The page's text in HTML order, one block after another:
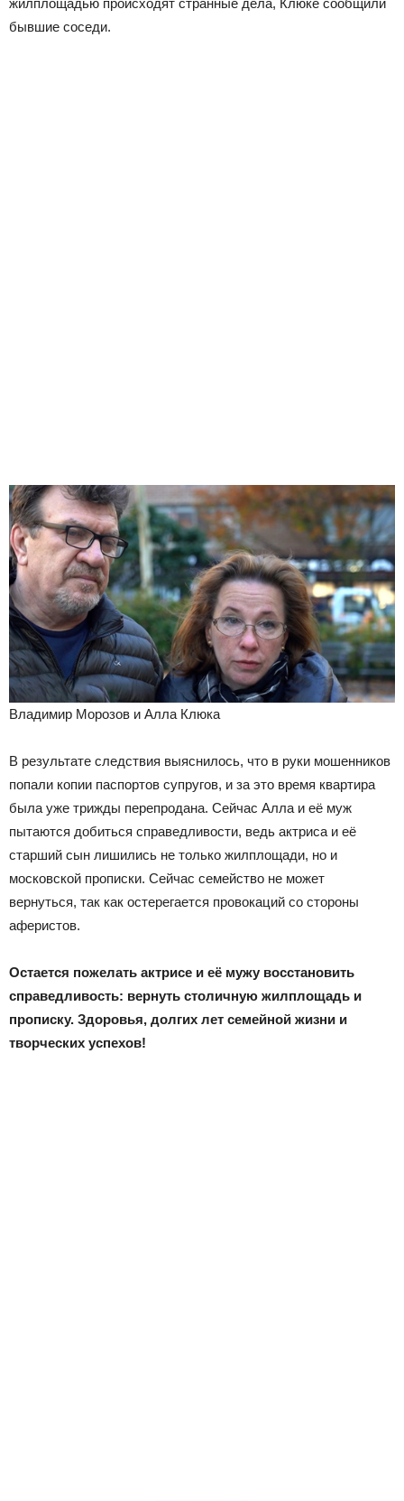
бывшие соседи.
Владимир Морозов и Алла Клюка
В результате следствия выяснилось, что в руки мошенников
попали копии паспортов супругов, и за это время квартира
была уже трижды перепродана. Сейчас Алла и её муж
пытаются добиться справедливости, ведь актриса и её
старший сын лишились не только жилплощади, но и
московской прописки. Сейчас семейство не может
вернуться, так как остерегается провокаций со стороны
аферистов.
Остается пожелать актрисе и её мужу восстановить
справедливость: вернуть столичную жилплощадь и
прописку. Здоровья, долгих лет семейной жизни и
творческих успехов!